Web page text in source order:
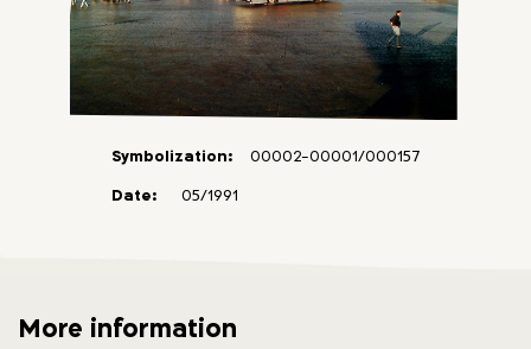
Symbolization:
00002-00001/000157
Date:
05/1991
More information